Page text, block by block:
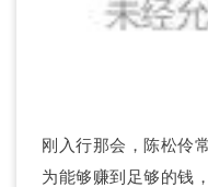
刚入行那会，陈松伶
为能够赚到足够的钱